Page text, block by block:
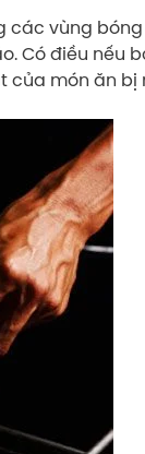
các vùng
Có điều nếu
của món ăn bị